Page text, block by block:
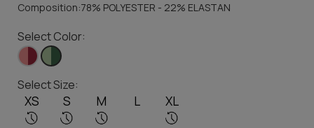
Composition:78% POLYESTER - 22% ELASTAN
Select Color:
Select Size:
XS S M L XL